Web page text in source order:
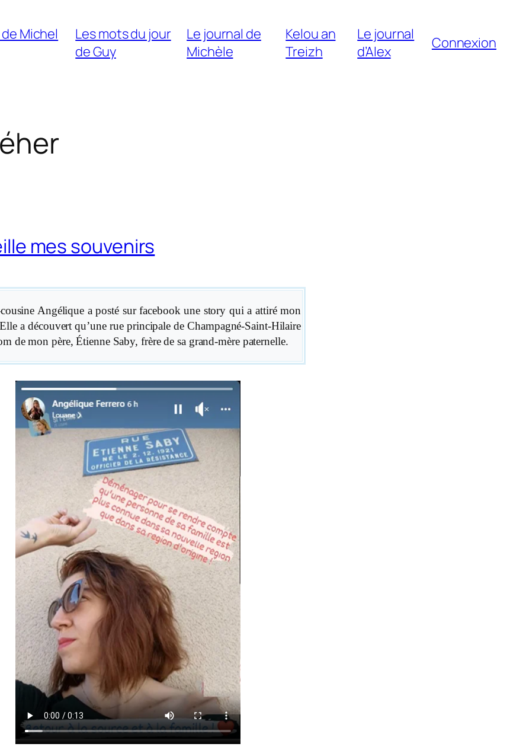
Michel
Les mots du jour
de Guy
Le journal de
Michèle
Kelou an
Treizh
Le journal
d’Alex
Connexion
mes souvenirs
Angélique a posté sur facebook une story qui a attiré mon
a découvert qu’une rue prin­cipale de Champagné-Saint-Hilaire
de mon pè­re, Étienne Saby, frère de sa grand-mère paternelle.